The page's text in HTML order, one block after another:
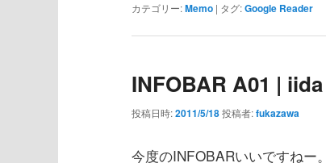
カテゴリー:Memo | タグ:Google Reader
INFOBAR A01 | iida
投稿日時:2011/5/18投稿者:fukazawa
今度のINFOBARいいですねー